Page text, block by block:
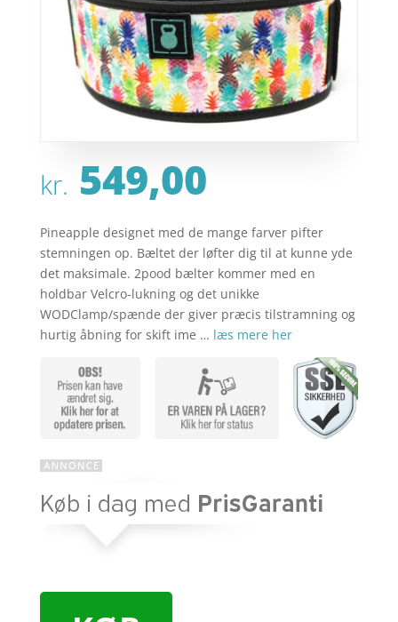
kr. 549,00
Pineapple designet med de mange farver pifter
stemningen op. Bæltet der løfter dig til at kunne yde
det maksimale. 2pood bælter kommer med en
holdbar Velcro-lukning og det unikke
WODClamp/spænde der giver præcis tilstramning og
hurtig åbning for skift ime … læs mere her